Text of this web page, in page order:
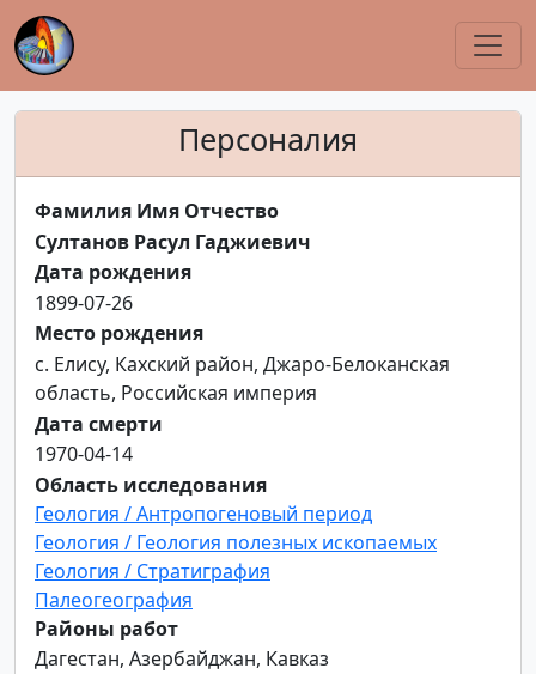
Персоналия
Фамилия Имя Отчество
Султанов Расул Гаджиевич
Дата рождения
1899-07-26
Место рождения
с. Елису, Кахский район, Джаро-Белоканская
область, Российская империя
Дата смерти
1970-04-14
Область исследования
Геология / Антропогеновый период
Геология / Геология полезных ископаемых
Геология / Стратиграфия
Палеогеография
Районы работ
Дагестан, Азербайджан, Кавказ